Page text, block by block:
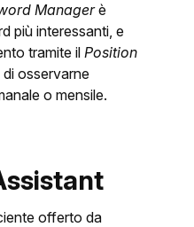
Managerè
più interessanti, e
tramite il Position
osservarne
o mensile.
offerto da